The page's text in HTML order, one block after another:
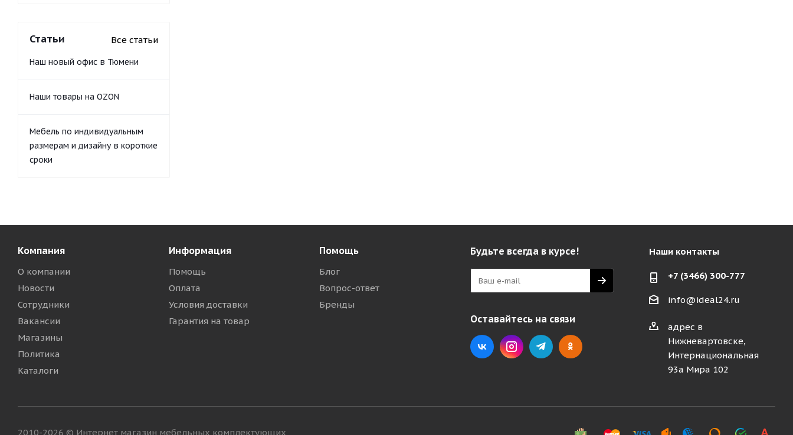
Статьи Все статьи
Наш новый офис в Тюмени
Наши товары на OZON
Мебель по индивидуальным
размерам и дизайну в короткие
сроки
Компания
О компании
Новости
Сотрудники
Вакансии
Магазины
Политика
Каталоги
Информация
Помощь
Оплата
Условия доставки
Гарантия на товар
Помощь
Блог
Вопрос-ответ
Бренды
Будьте всегда в курсе!
Оставайтесь на связи
Наши контакты
+7 (3466) 300-777
info@ideal24.ru
адрес в
Нижневартовске,
Интернациональная
93а Мира 102
2010-2026 © Интернет магазин мебельных комплектующих